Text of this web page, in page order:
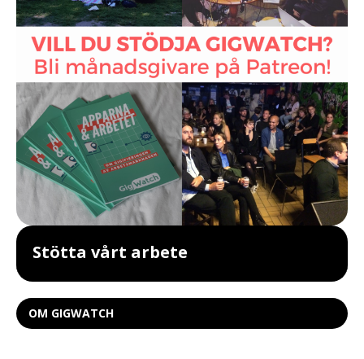
Stötta vårt arbete
OM GIGWATCH